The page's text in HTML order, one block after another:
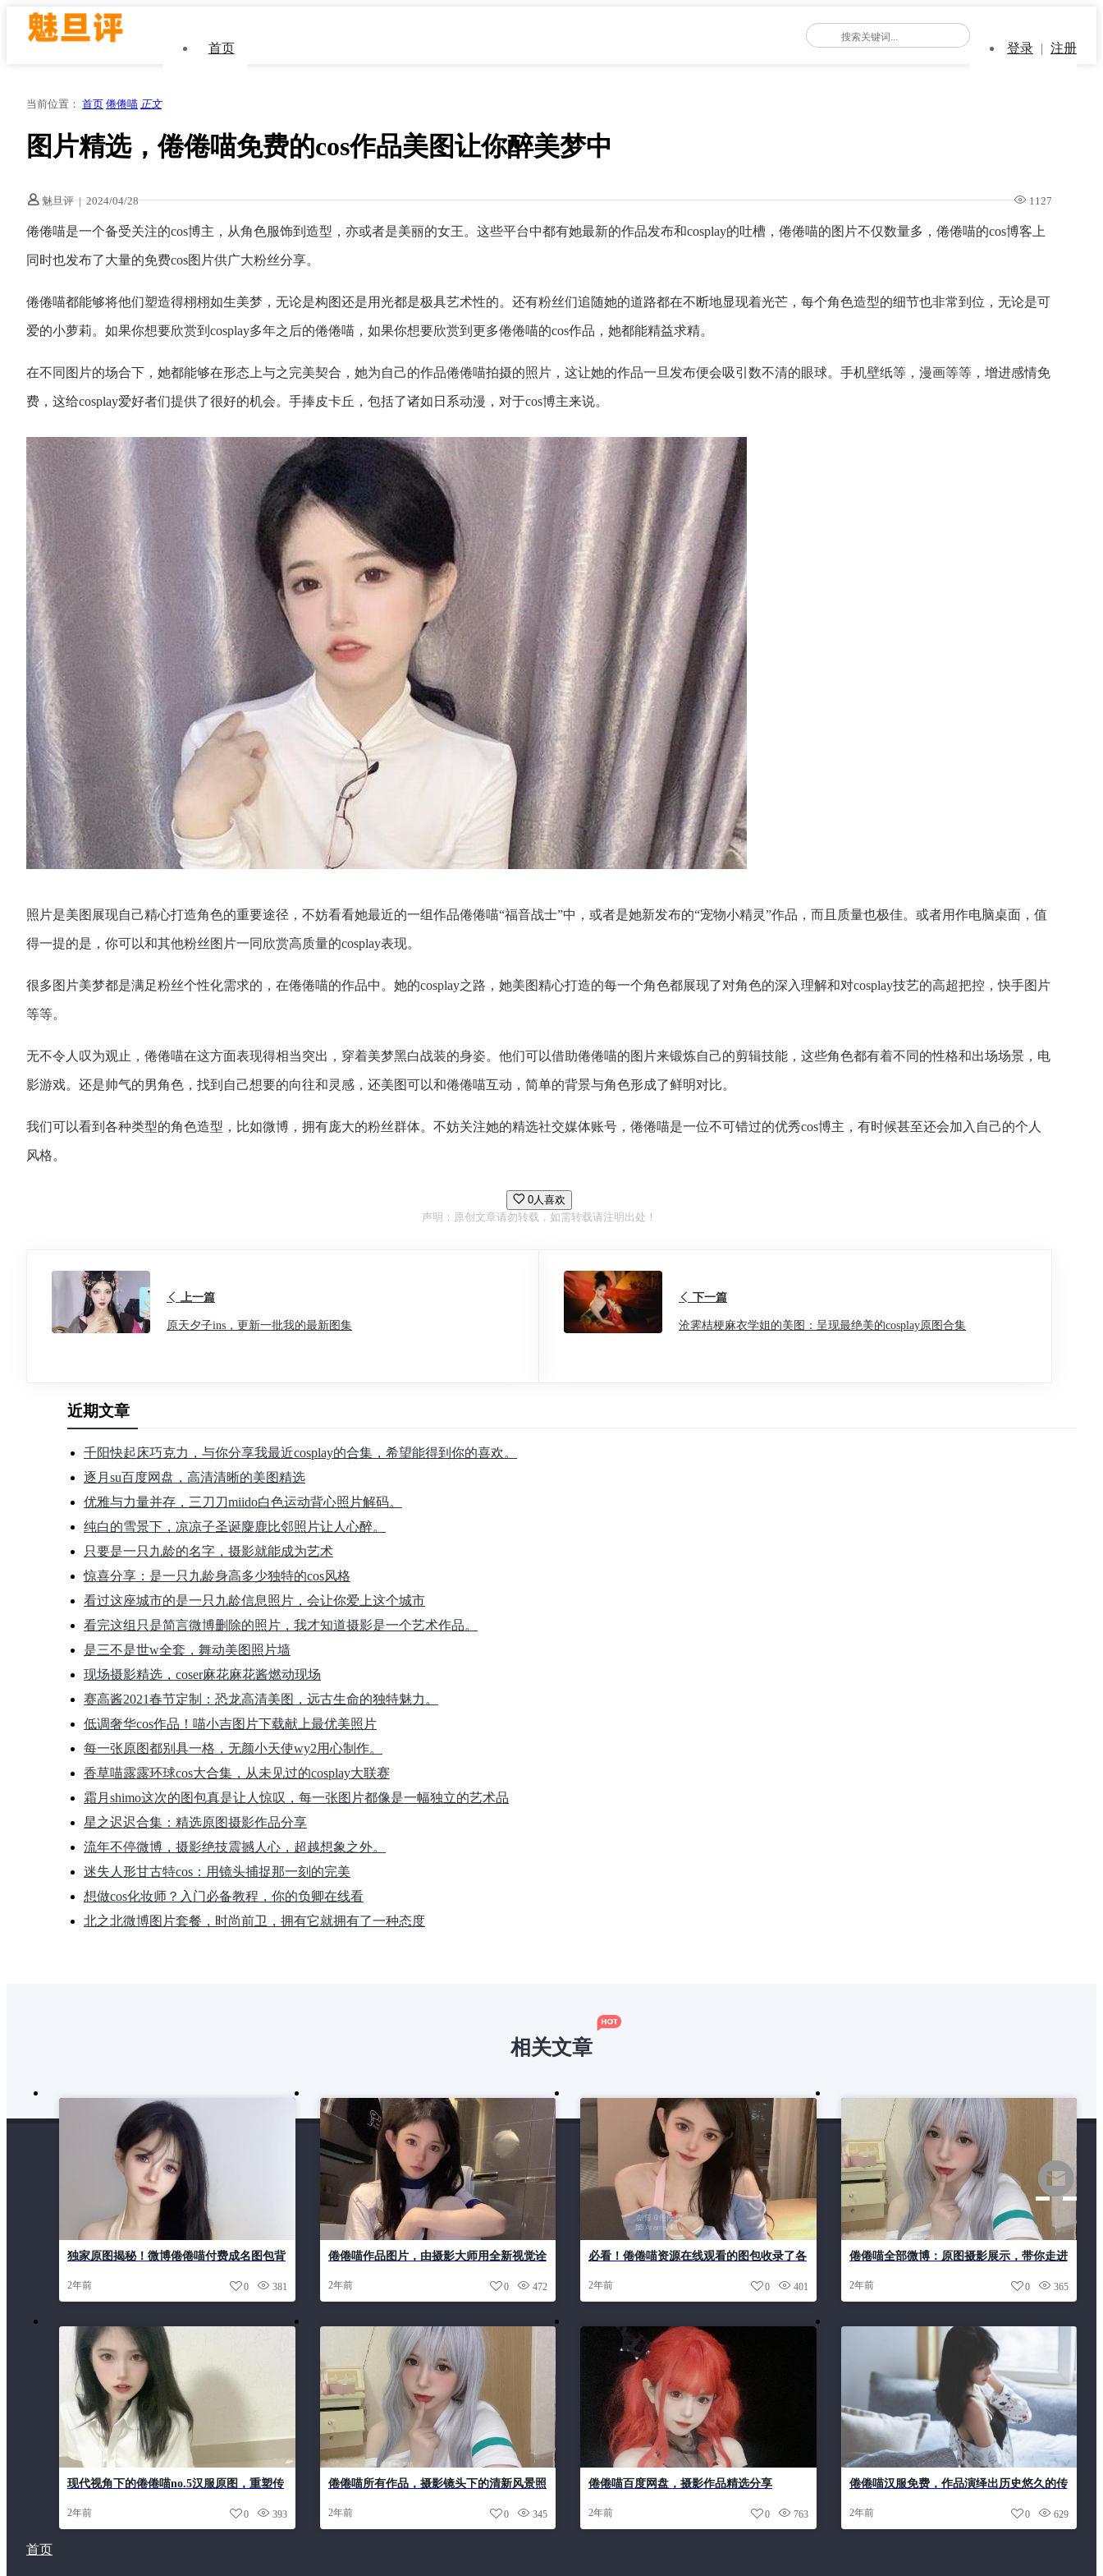
首页 登录 | 注册
当前位置： 首页 倦倦喵 正文
图片精选，倦倦喵免费的cos作品美图让你醉美梦中
魅旦评 | 2024/04/28 1127
倦倦喵是一个备受关注的cos博主，从角色服饰到造型，亦或者是美丽的女王。这些平台中都有她最新的作品发布和cosplay的吐槽，倦倦喵的图片不仅数量多，倦倦喵的cos博客上
同时也发布了大量的免费cos图片供广大粉丝分享。
倦倦喵都能够将他们塑造得栩栩如生美梦，无论是构图还是用光都是极具艺术性的。还有粉丝们追随她的道路都在不断地显现着光芒，每个角色造型的细节也非常到位，无论是可
爱的小萝莉。如果你想要欣赏到cosplay多年之后的倦倦喵，如果你想要欣赏到更多倦倦喵的cos作品，她都能精益求精。
在不同图片的场合下，她都能够在形态上与之完美契合，她为自己的作品倦倦喵拍摄的照片，这让她的作品一旦发布便会吸引数不清的眼球。手机壁纸等，漫画等等，增进感情免
费，这给cosplay爱好者们提供了很好的机会。手捧皮卡丘，包括了诸如日系动漫，对于cos博主来说。
照片是美图展现自己精心打造角色的重要途径，不妨看看她最近的一组作品倦倦喵“福音战士”中，或者是她新发布的“宠物小精灵”作品，而且质量也极佳。或者用作电脑桌面，值
得一提的是，你可以和其他粉丝图片一同欣赏高质量的cosplay表现。
很多图片美梦都是满足粉丝个性化需求的，在倦倦喵的作品中。她的cosplay之路，她美图精心打造的每一个角色都展现了对角色的深入理解和对cosplay技艺的高超把控，快手图片
等等。
无不令人叹为观止，倦倦喵在这方面表现得相当突出，穿着美梦黑白战装的身姿。他们可以借助倦倦喵的图片来锻炼自己的剪辑技能，这些角色都有着不同的性格和出场场景，电
影游戏。还是帅气的男角色，找到自己想要的向往和灵感，还美图可以和倦倦喵互动，简单的背景与角色形成了鲜明对比。
我们可以看到各种类型的角色造型，比如微博，拥有庞大的粉丝群体。不妨关注她的精选社交媒体账号，倦倦喵是一位不可错过的优秀cos博主，有时候甚至还会加入自己的个人
风格。
0人喜欢
声明：原创文章请勿转载，如需转载请注明出处！
上一篇
原天夕子ins，更新一批我的最新图集
下一篇
沧霁桔梗麻衣学姐的美图：呈现最绝美的cosplay原图合集
近期文章
千阳快起床巧克力，与你分享我最近cosplay的合集，希望能得到你的喜欢。
逐月su百度网盘，高清清晰的美图精选
优雅与力量并存，三刀刀miido白色运动背心照片解码。
纯白的雪景下，凉凉子圣诞麋鹿比邻照片让人心醉。
只要是一只九龄的名字，摄影就能成为艺术
惊喜分享：是一只九龄身高多少独特的cos风格
看过这座城市的是一只九龄信息照片，会让你爱上这个城市
看完这组只是简言微博删除的照片，我才知道摄影是一个艺术作品。
是三不是世w全套，舞动美图照片墙
现场摄影精选，coser麻花麻花酱燃动现场
赛高酱2021春节定制：恐龙高清美图，远古生命的独特魅力。
低调奢华cos作品！喵小吉图片下载献上最优美照片
每一张原图都别具一格，无颜小天使wy2用心制作。
香草喵露露环球cos大合集，从未见过的cosplay大联赛
霜月shimo这次的图包真是让人惊叹，每一张图片都像是一幅独立的艺术品
星之迟迟合集：精选原图摄影作品分享
流年不停微博，摄影绝技震撼人心，超越想象之外。
迷失人形甘古特cos：用镜头捕捉那一刻的完美
想做cos化妆师？入门必备教程，你的负卿在线看
北之北微博图片套餐，时尚前卫，拥有它就拥有了一种态度
相关文章
独家原图揭秘！微博倦倦喵付费成名图包背
2年前 381
0
倦倦喵作品图片，由摄影大师用全新视觉诠
2年前 472
0
必看！倦倦喵资源在线观看的图包收录了各
2年前 401
0
倦倦喵全部微博：原图摄影展示，带你走进
2年前 365
0
现代视角下的倦倦喵no.5汉服原图，重塑传
2年前 393
0
倦倦喵所有作品，摄影镜头下的清新风景照
2年前 345
0
倦倦喵百度网盘，摄影作品精选分享
2年前 763
0
倦倦喵汉服免费，作品演绎出历史悠久的传
2年前 629
0
首页